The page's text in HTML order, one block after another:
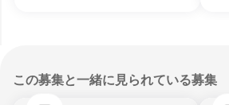
この募集と一緒に見られている募集